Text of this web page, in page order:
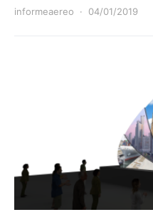
informeaereo 04/01/2019